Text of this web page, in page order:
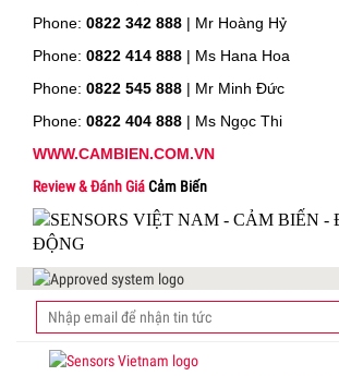
Phone: 0822 342 888 | Mr Hoàng Hỷ
Phone: 0822 414 888 | Ms Hana Hoa
Phone: 0822 545 888 | Mr Minh Đức
Phone: 0822 404 888 | Ms Ngọc Thi
WWW.CAMBIEN.COM.VN
Review & Đánh GiáCảm Biến